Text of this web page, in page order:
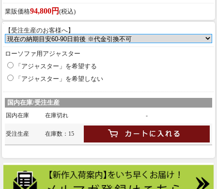
業販価格94,800円 (税込)
【受注生産のお客様へ】
ローソファ用アジャスター
「アジャスター」を希望する
「アジャスター」を希望しない
国内在庫/受注生産
国内在庫 在庫切れ -
受注生産 在庫数：15